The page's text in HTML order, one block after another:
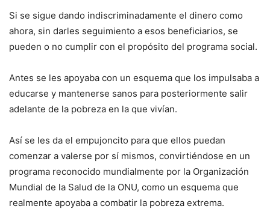
Si se sigue dando indiscriminadamente el dinero como
ahora, sin darles seguimiento a esos beneficiarios, se
pueden o no cumplir con el propósito del programa social.
Antes se les apoyaba con un esquema que los impulsaba a
educarse y mantenerse sanos para posteriormente salir
adelante de la pobreza en la que vivían.
Así se les da el empujoncito para que ellos puedan
comenzar a valerse por sí mismos, convirtiéndose en un
programa reconocido mundialmente por la Organización
Mundial de la Salud de la ONU, como un esquema que
realmente apoyaba a combatir la pobreza extrema.